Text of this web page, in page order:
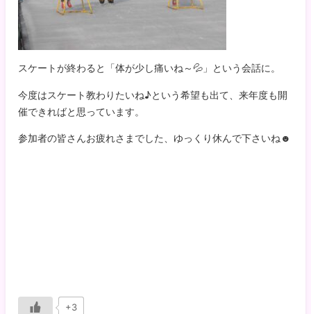
スケートが終わると「体が少し痛いね～💦」という会話に。
今度はスケート教わりたいね♪という希望も出て、来年度も開
催できればと思っています。
参加者の皆さんお疲れさまでした、ゆっくり休んで下さいね☻
+3